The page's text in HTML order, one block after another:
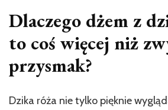
Dlaczego dżem z
to coś więcej niż
przysmak?
Dzika róża nie tylko pięknie